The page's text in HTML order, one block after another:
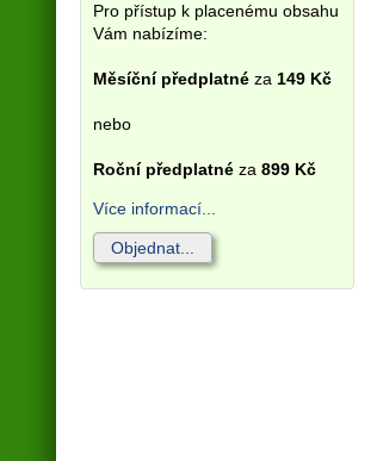
Pro přístup k placenému obsahu
Vám nabízíme:
Měsíční předplatné za 149 Kč
nebo
Roční předplatné za 899 Kč
Více informací...
Objednat...